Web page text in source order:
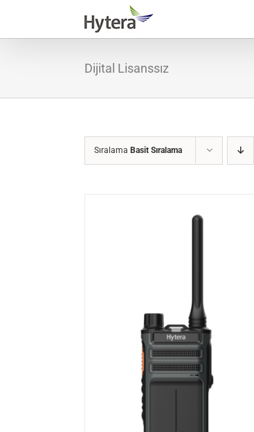
content
Dijital Lisanssız
Sıralama Basit Sıralama